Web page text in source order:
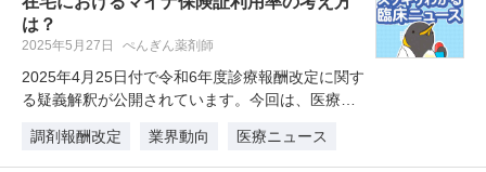
は？
2025年5月27日 ぺんぎん薬剤師
2025年4月25日付で令和6年度診療報酬改定に関す
る疑義解釈が公開されています。今回は、医療DX
調剤報酬改定
業界動向 医療ニュース